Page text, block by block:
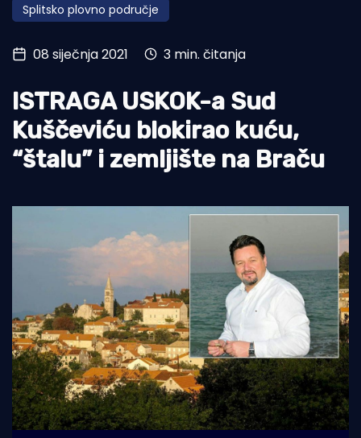
Turizam i nautika
Pomorstvo
Ekologija
Tradicija i kultura
Splitsko plovno područje
08 siječnja 2021 3 min. čitanja
ISTRAGA USKOK-a Sud
Kuščeviću blokirao kuću,
“štalu” i zemljište na Braču